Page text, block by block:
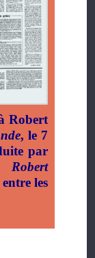
Robert
, le 7
par
les